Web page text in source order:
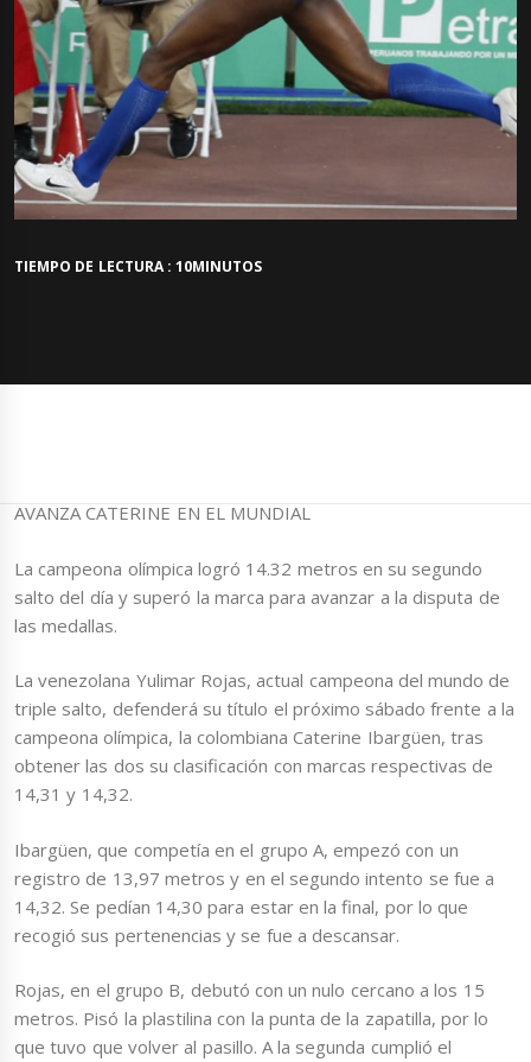
TIEMPO DE LECTURA : 10MINUTOS
AVANZA CATERINE EN EL MUNDIAL
La campeona olímpica logró 14.32 metros en su segundo
salto del día y superó la marca para avanzar a la disputa de
las medallas.
La venezolana Yulimar Rojas, actual campeona del mundo de
triple salto, defenderá su título el próximo sábado frente a la
campeona olímpica, la colombiana Caterine Ibargüen, tras
obtener las dos su clasificación con marcas respectivas de
14,31 y 14,32.
Ibargüen, que competía en el grupo A, empezó con un
registro de 13,97 metros y en el segundo intento se fue a
14,32. Se pedían 14,30 para estar en la final, por lo que
recogió sus pertenencias y se fue a descansar.
Rojas, en el grupo B, debutó con un nulo cercano a los 15
metros. Pisó la plastilina con la punta de la zapatilla, por lo
que tuvo que volver al pasillo. A la segunda cumplió el